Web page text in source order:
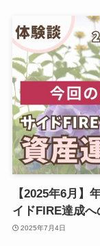
【2025年6月】
イドFIRE達成へ
2025年7月4日